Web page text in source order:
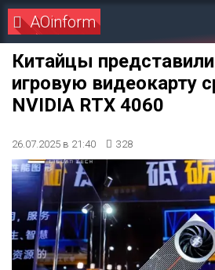
AOinform
Китайцы
игровую видеокарту
NVIDIA RTX 4060
26.07.2025 в 21:40 328